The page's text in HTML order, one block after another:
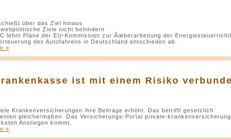
über das Ziel hinaus
Ziele nicht behindern
lehnt Pläne der EU-Kommission zur Ãœberarbeitung der
des Autofahrens in Deutschland entschieden ab.
»
ist mit einem Risiko
Krankenversicherungen ihre Beiträge erhöht. Das betrifft gesetzlich
gleichermaßen. Das Versicherungs-Portal private-
Anstiegen kommt.
»